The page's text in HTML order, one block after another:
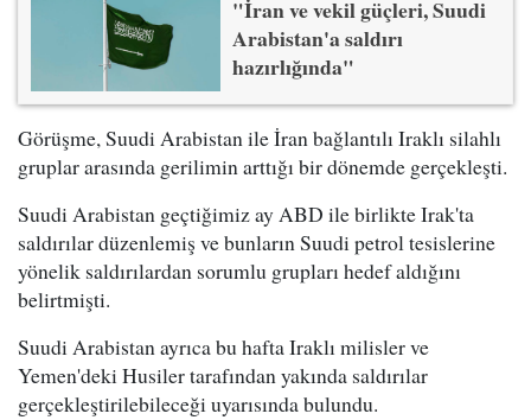
"İran ve vekil güçleri, Suudi
Arabistan'a saldırı
hazırlığında"
Görüşme, Suudi Arabistan ile İran bağlantılı Iraklı silahlı
gruplar arasında gerilimin arttığı bir dönemde gerçekleşti.
Suudi Arabistan geçtiğimiz ay ABD ile birlikte Irak'ta
saldırılar düzenlemiş ve bunların Suudi petrol tesislerine
yönelik saldırılardan sorumlu grupları hedef aldığını
belirtmişti.
Suudi Arabistan ayrıca bu hafta Iraklı milisler ve
Yemen'deki Husiler tarafından yakında saldırılar
gerçekleştirilebileceği uyarısında bulundu.